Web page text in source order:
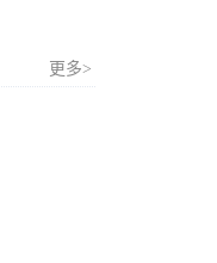
更多>